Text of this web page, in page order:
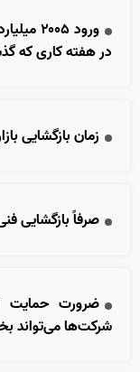
ورود
در هفته کاری که
زمان بازگشایی
صرفاً بازگشایی
ضرورت حمایت
شرکت‌ها می‌تواند